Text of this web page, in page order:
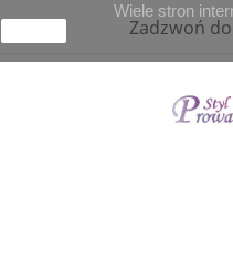
Zadzwoń
Wiele stron